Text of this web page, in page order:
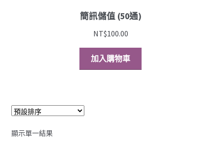
簡訊儲值 (50通)
NT$100.00
加入購物車
顯示單一結果